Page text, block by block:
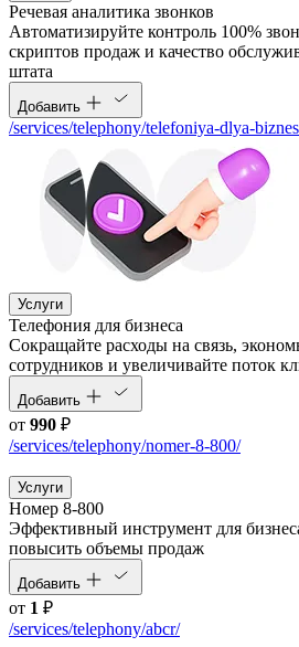
Речевая аналитика звонков
Автоматизируйте контроль 100%
скриптов продаж и качество
штата
Добавить
/services/telephony/telefoniya-dlya-
Услуги
Телефония для бизнеса
Cокращайте расходы на связь,
сотрудников и увеличивайте поток
Добавить
от 990 ₽
/services/telephony/nomer-8-800/
Услуги
Номер 8-800
Эффективный инструмент для
повысить объемы продаж
Добавить
от 1 ₽
/services/telephony/abcr/